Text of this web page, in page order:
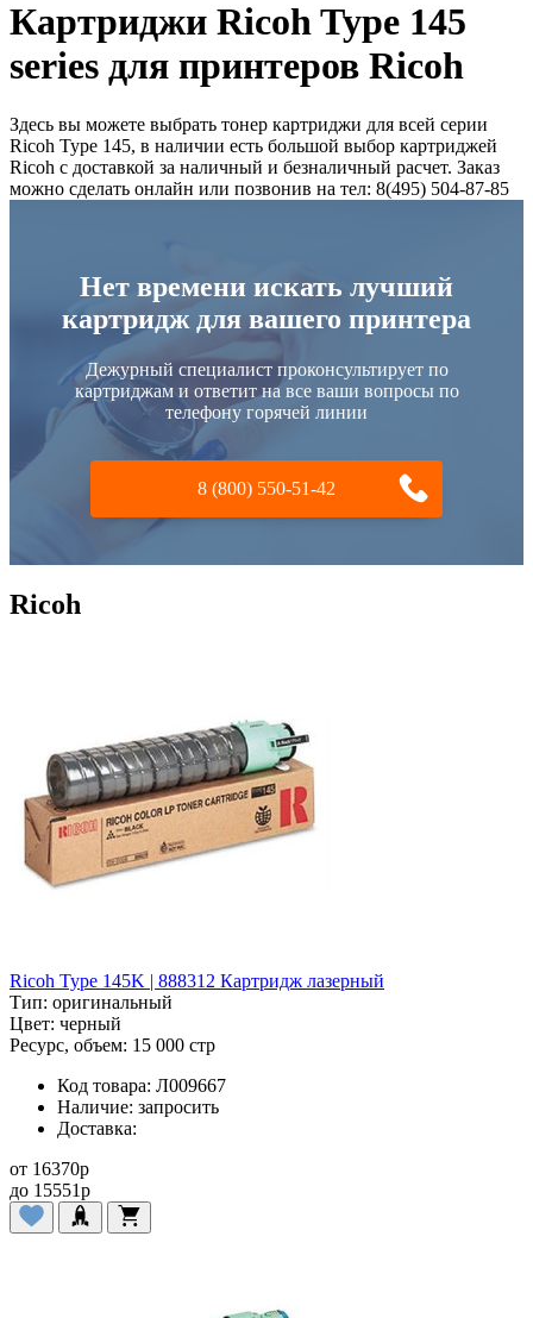
Картриджи Ricoh Type 145
series для принтеров Ricoh
Здесь вы можете выбрать тонер картриджи для всей серии
Ricoh Type 145, в наличии есть большой выбор картриджей
Ricoh с доставкой за наличный и безналичный расчет. Заказ
можно сделать онлайн или позвонив на тел: 8(495) 504-87-85
Нет времени искать лучший
картридж для вашего принтера
Дежурный специалист проконсультирует по
картриджам и ответит на все ваши вопросы по
телефону горячей линии
8 (800) 550-51-42
Ricoh
Ricoh Type 145K | 888312 Картридж лазерный
Тип: оригинальный
Цвет: черный
Ресурс, объем: 15 000 стр
Код товара: Л009667
Наличие: запросить
Доставка:
от 16370p
до 15551p